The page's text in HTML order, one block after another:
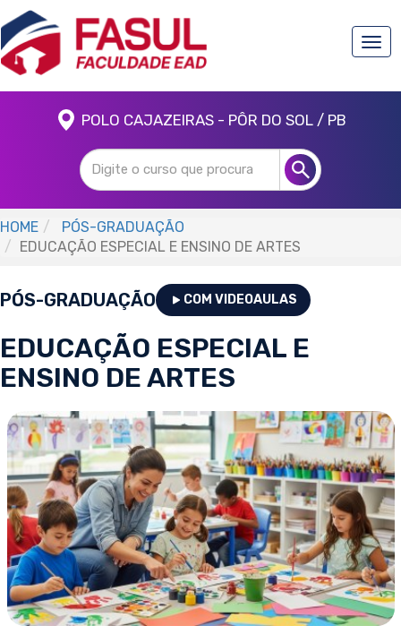
POLO CAJAZEIRAS - PÔR DO SOL / PB
HOME
PÓS-GRADUAÇÃO
EDUCAÇÃO ESPECIAL E ENSINO DE ARTES
PÓS-GRADUAÇÃO COM VIDEOAULAS
EDUCAÇÃO ESPECIAL E
ENSINO DE ARTES